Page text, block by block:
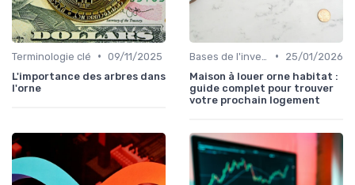
Terminologie clé • 09/11/2025
L'importance des arbres dans
l'orne
•
25/01/2026
Maison à louer orne habitat :
guide complet pour trouver
votre prochain logement